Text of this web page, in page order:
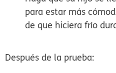
para estar más
de que hiciera frío
Después de la prueba: